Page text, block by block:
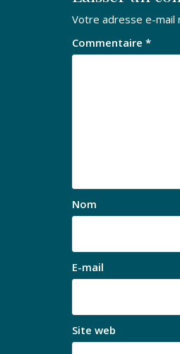
Votre adresse e-mail
Commentaire *
Nom
E-mail
Site web